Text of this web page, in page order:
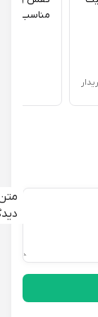
متن
دیدگاه
مناسب بود.